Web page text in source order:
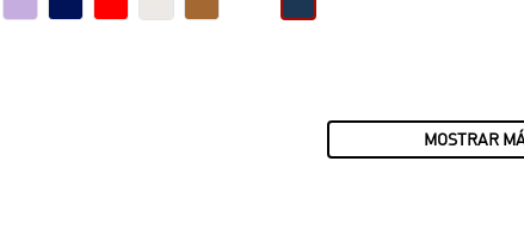
MOSTRAR